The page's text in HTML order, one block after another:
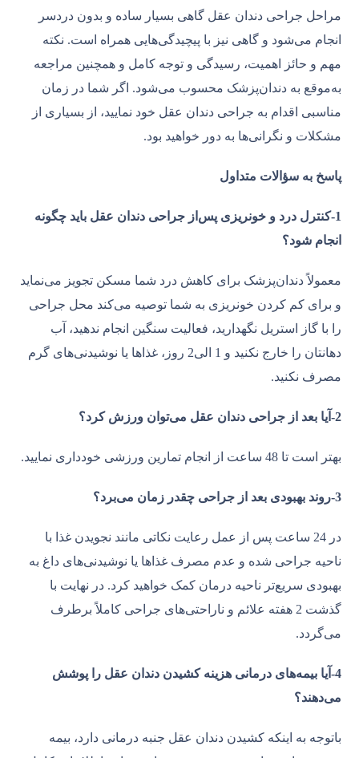
مراحل جراحی دندان عقل گاهی بسیار ساده و بدون دردسر
انجام می‌شود و گاهی نیز با پیچیدگی‌هایی همراه است. نکته
مهم و حائز اهمیت، رسیدگی و توجه کامل و همچنین مراجعه
به‌موقع به دندان‌پزشک محسوب می‌شود. اگر شما در زمان
مناسبی اقدام به جراحی دندان عقل خود نمایید، از بسیاری از
مشکلات و نگرانی‌ها به دور خواهید بود.
پاسخ به سؤالات متداول
1-کنترل درد و خونریزی پس‌از جراحی دندان عقل باید چگونه
انجام شود؟
معمولاً دندان‌پزشک برای کاهش درد شما مسکن تجویز می‌نماید
و برای کم کردن خونریزی به شما توصیه می‌کند محل جراحی
را با گاز استریل نگهدارید، فعالیت سنگین انجام ندهید، آب
دهانتان را خارج نکنید و 1 الی2 روز، غذاها یا نوشیدنی‌های گرم
مصرف نکنید.
2-آیا بعد از جراحی دندان عقل می‌توان ورزش کرد؟
بهتر است تا 48 ساعت از انجام تمارین ورزشی خودداری نمایید.
3-روند بهبودی بعد از جراحی چقدر زمان می‌برد؟
در 24 ساعت پس ‌از عمل رعایت نکاتی مانند نجویدن غذا با
ناحیه جراحی شده و عدم مصرف غذاها یا نوشیدنی‌های داغ به
بهبودی سریع‌تر ناحیه درمان کمک خواهید کرد. در نهایت با
گذشت 2 هفته علائم و ناراحتی‌های جراحی کاملاً برطرف
می‌گردد.
4-آیا بیمه‌های درمانی هزینه کشیدن دندان عقل را پوشش
می‌دهند؟
باتوجه به اینکه کشیدن دندان عقل جنبه درمانی دارد، بیمه